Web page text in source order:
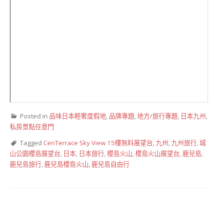
Posted in 品味日本輕奢度假地 品牌專題 地方/旅行專題 日本九州
私房景點任意門
Tagged CenTerrace Sky View 15樓無料展望台 九州 九州旅行 城
山公園櫻島展望台 日本 日本旅行 櫻島火山 櫻島火山展望台 鹿兒島
鹿兒島旅行 鹿兒島櫻島火山 鹿兒島自由行